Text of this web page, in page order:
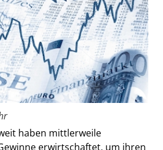
haben mittlerweile
erwirtschaftet, um ihren